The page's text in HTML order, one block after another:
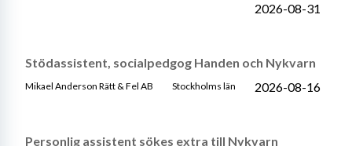
2026-08-31
Stödassistent, socialpedgog Handen och Nykvarn
Mikael Anderson Rätt & Fel AB Stockholms län 2026-08-16
Personlig assistent sökes extra till Nykvarn